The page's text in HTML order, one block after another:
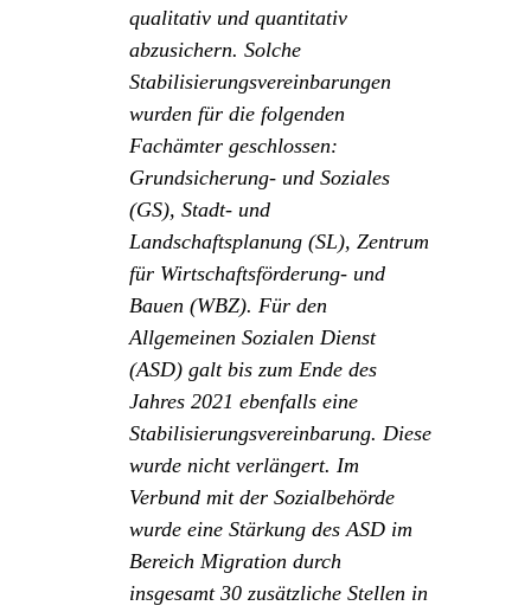
qualitativ und quantitativ
abzusichern. Solche
Stabilisierungsvereinbarungen
wurden für die folgenden
Fachämter geschlossen:
Grundsicherung- und Soziales
(GS), Stadt- und
Landschaftsplanung (SL), Zentrum
für Wirtschaftsförderung- und
Bauen (WBZ). Für den
Allgemeinen Sozialen Dienst
(ASD) galt bis zum Ende des
Jahres 2021 ebenfalls eine
Stabilisierungsvereinbarung. Diese
wurde nicht verlängert. Im
Verbund mit der Sozialbehörde
wurde eine Stärkung des ASD im
Bereich Migration durch
insgesamt 30 zusätzliche Stellen in